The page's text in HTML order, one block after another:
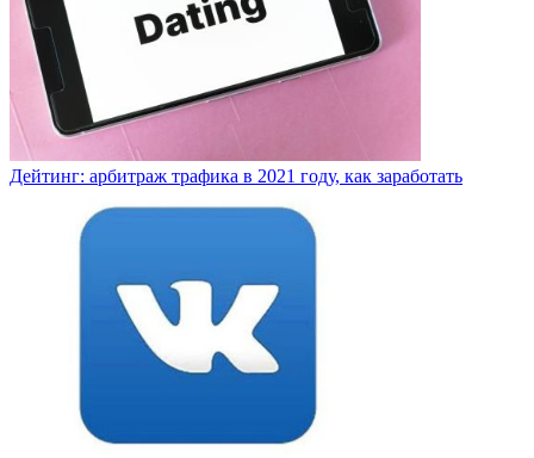
Дейтинг: арбитраж трафика в 2021 году, как заработать